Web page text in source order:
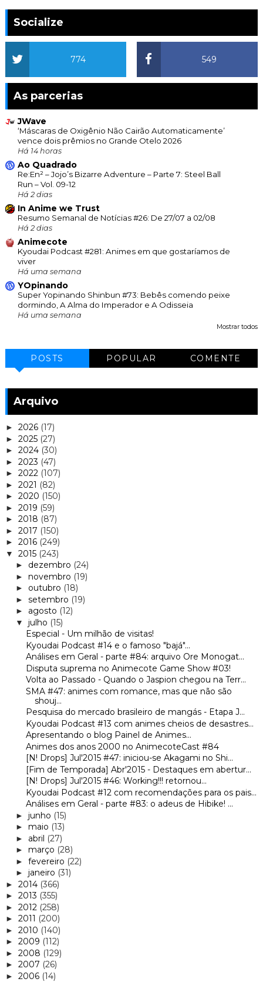
Socialize
549
774
As parcerias
JWave
‘Máscaras de Oxigênio Não Cairão Automaticamente’
vence dois prêmios no Grande Otelo 2026
Há 14 horas
Ao Quadrado
Re:En² – Jojo’s Bizarre Adventure – Parte 7: Steel Ball
Run – Vol. 09-12
Há 2 dias
In Anime we Trust
Resumo Semanal de Notícias #26: De 27/07 a 02/08
Há 2 dias
Animecote
Kyoudai Podcast #281: Animes em que gostaríamos de
viver
Há uma semana
YOpinando
Super Yopinando Shinbun #73: Bebês comendo peixe
dormindo, A Alma do Imperador e A Odisseia
Há uma semana
Mostrar todos
POSTS POPULAR COMENTE
Arquivo
► 2026 (17)
► 2025 (27)
► 2024 (30)
► 2023 (47)
► 2022 (107)
► 2021 (82)
► 2020 (150)
► 2019 (59)
► 2018 (87)
► 2017 (150)
► 2016 (249)
▼ 2015 (243)
► dezembro (24)
► novembro (19)
► outubro (18)
► setembro (19)
► agosto (12)
▼ julho (15)
Especial - Um milhão de visitas!
Kyoudai Podcast #14 e o famoso "bajá"...
Análises em Geral - parte #84: arquivo Ore Monogat...
Disputa suprema no Animecote Game Show #03!
Volta ao Passado - Quando o Jaspion chegou na Terr...
SMA #47: animes com romance, mas que não são
shouj...
Pesquisa do mercado brasileiro de mangás - Etapa J...
Kyoudai Podcast #13 com animes cheios de desastres...
Apresentando o blog Painel de Animes...
Animes dos anos 2000 no AnimecoteCast #84
[N! Drops] Jul'2015 #47: iniciou-se Akagami no Shi...
[Fim de Temporada] Abr'2015 - Destaques em abertur...
[N! Drops] Jul'2015 #46: Working!!! retornou...
Kyoudai Podcast #12 com recomendações para os pais...
Análises em Geral - parte #83: o adeus de Hibike! ...
► junho (15)
► maio (13)
► abril (27)
► março (28)
► fevereiro (22)
► janeiro (31)
► 2014 (366)
► 2013 (355)
► 2012 (258)
► 2011 (200)
► 2010 (140)
► 2009 (112)
► 2008 (129)
► 2007 (26)
► 2006 (14)